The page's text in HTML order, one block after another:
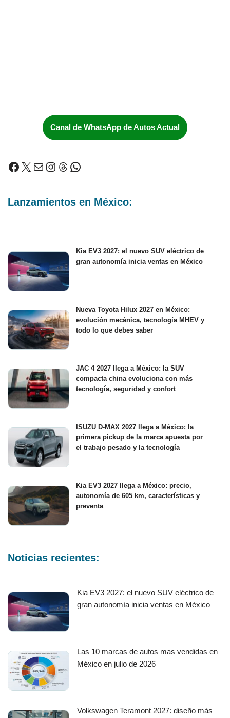
Canal de WhatsApp de Autos Actual
Lanzamientos en México:
Kia EV3 2027: el nuevo SUV eléctrico de
gran autonomía inicia ventas en México
Nueva Toyota Hilux 2027 en México:
evolución mecánica, tecnología MHEV y
todo lo que debes saber
JAC 4 2027 llega a México: la SUV
compacta china evoluciona con más
tecnología, seguridad y confort
ISUZU D-MAX 2027 llega a México: la
primera pickup de la marca apuesta por
el trabajo pesado y la tecnología
Kia EV3 2027 llega a México: precio,
autonomía de 605 km, características y
preventa
Noticias recientes:
Kia EV3 2027: el nuevo SUV eléctrico de
gran autonomía inicia ventas en México
Las 10 marcas de autos mas vendidas en
México en julio de 2026
Volkswagen Teramont 2027: diseño más